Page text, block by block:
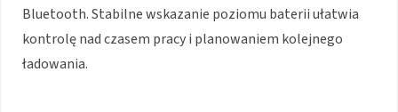
Bluetooth. Stabilne wskazanie poziomu baterii ułatwia
kontrolę nad czasem pracy i planowaniem kolejnego
ładowania.